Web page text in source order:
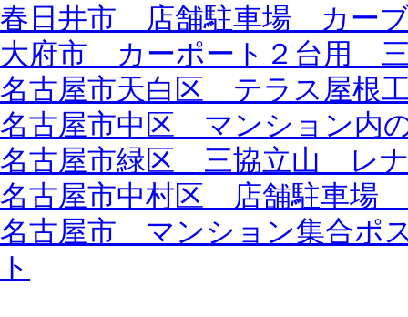
春日井市 店舗駐車場 カーブ
大府市 カーポート２台用
名古屋市天白区 テラス屋根
名古屋市中区 マンション内
名古屋市緑区 三協立山 レ
名古屋市中村区 店舗駐車場
名古屋市 マンション集合ポ
ト